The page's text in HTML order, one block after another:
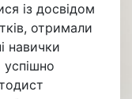
із досвідом
отримали
навички